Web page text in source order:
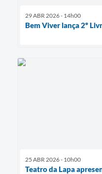
29 ABR 2026 - 14h00
Bem Viver lança 2º
25 ABR 2026 - 10h00
Teatro da Lapa